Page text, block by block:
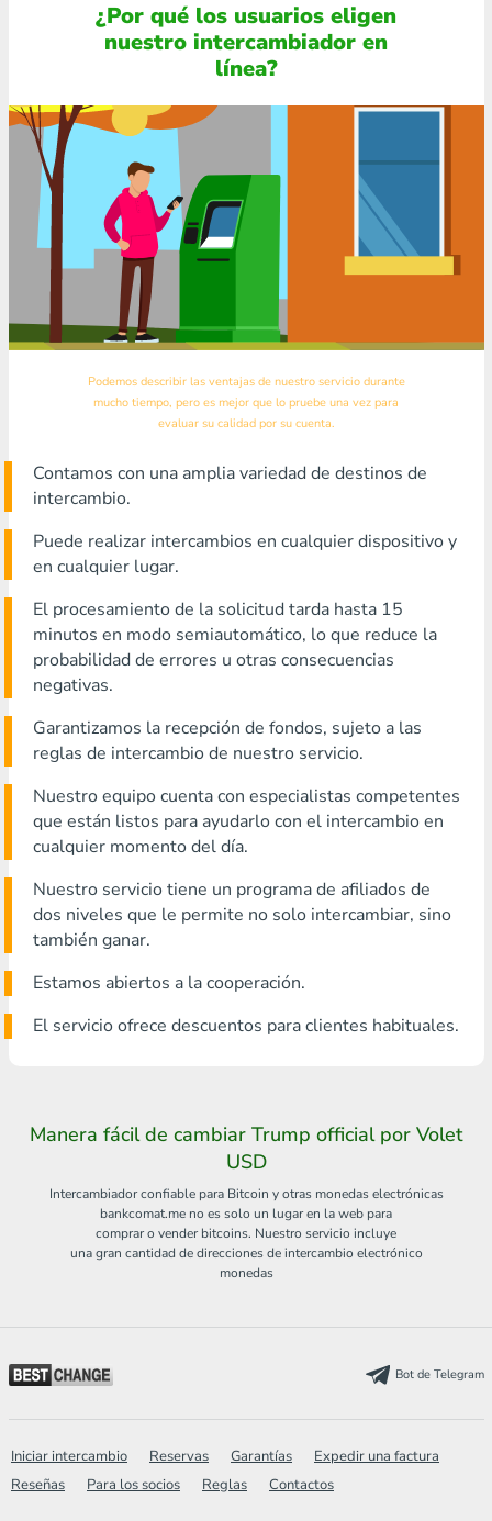
¿Por qué los usuarios eligen
nuestro intercambiador en
línea?
Podemos describir las ventajas de nuestro servicio durante
mucho tiempo, pero es mejor que lo pruebe una vez para
evaluar su calidad por su cuenta.
Contamos con una amplia variedad de destinos de
intercambio.
Puede realizar intercambios en cualquier dispositivo y
en cualquier lugar.
El procesamiento de la solicitud tarda hasta 15
minutos en modo semiautomático, lo que reduce la
probabilidad de errores u otras consecuencias
negativas.
Garantizamos la recepción de fondos, sujeto a las
reglas de intercambio de nuestro servicio.
Nuestro equipo cuenta con especialistas competentes
que están listos para ayudarlo con el intercambio en
cualquier momento del día.
Nuestro servicio tiene un programa de afiliados de
dos niveles que le permite no solo intercambiar, sino
también ganar.
Estamos abiertos a la cooperación.
El servicio ofrece descuentos para clientes habituales.
Manera fácil de cambiar Trump official por Volet
USD
Intercambiador confiable para Bitcoin y otras monedas electrónicas
bankcomat.me no es solo un lugar en la web para
comprar o vender bitcoins. Nuestro servicio incluye
una gran cantidad de direcciones de intercambio electrónico
monedas
Bot de Telegram
Iniciar intercambio Reservas Garantías
Expedir una factura
Reseñas
Para los socios Reglas Contactos